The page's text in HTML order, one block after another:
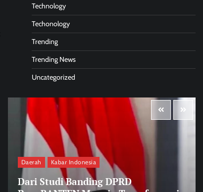
Technology
Techonology
Trending
Trending News
Uncategorized
Daerah Kabar Indonesia
Dari Studi Banding DPRD